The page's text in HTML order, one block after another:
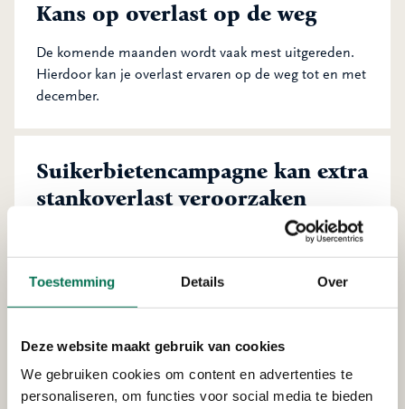
Toestemming Details Over
Deze website maakt gebruik van cookies
We gebruiken cookies om content en advertenties te
personaliseren, om functies voor social media te bieden
Kans op overlast op de weg
De komende maanden wordt vaak mest uitgereden.
Hierdoor kan je overlast ervaren op de weg tot en met
december.
Suikerbietencampagne kan extra
stankoverlast veroorzaken
Op 20 september startte de suikerbietencampagne in
de Hoeksche Waard. Tot en met december rijden
vrachtwagens volgeladen met suikerbieten rond. Dit
kan zorgen voor een zoete, weeïge geur, voornamelijk
vervelend ervaren.